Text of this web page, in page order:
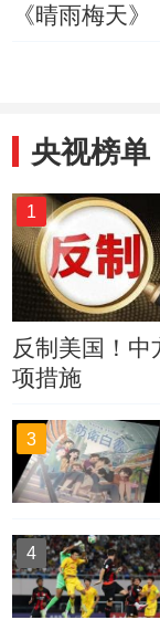
《晴雨梅天》
央视榜单
1
反制美国！中
项措施
3
4